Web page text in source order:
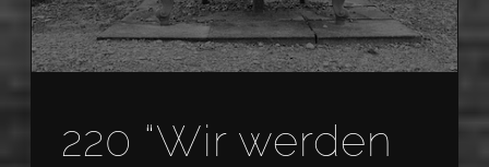
220 “Wir werden